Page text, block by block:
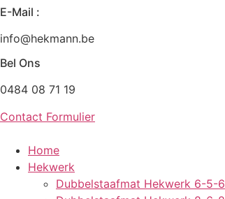
Zum
Inhalt
wechseln
E-Mail :
info@hekmann.be
Bel Ons
0484 08 71 19
Contact Formulier
Home
Hekwerk
Dubbelstaafmat Hekwerk 6-5-6